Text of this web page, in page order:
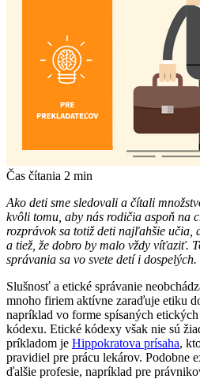
Čas čítania 2 min
Ako deti sme sledovali a čítali
kvôli tomu, aby nás rodičia aspoň na
rozprávok sa totiž deti najľahšie učia,
a tiež, že dobro by malo vždy víťaziť.
správania sa vo svete detí i dospelých.
Slušnosť a etické správanie
mnoho firiem aktívne zaraďuje etiku
napríklad vo forme spísaných
kódexu. Etické kódexy však nie sú
príkladom je Hippokratova prísaha,
pravidiel pre prácu lekárov. Podobne
ďalšie profesie, napríklad pre